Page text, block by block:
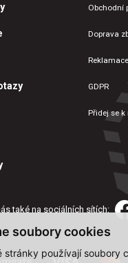
soubory cookies
stránky používají soubory
Obchodní
Doprava
GDPR
Přidej se k
také na sociálních sítích: